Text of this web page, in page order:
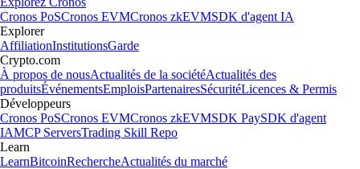
Cronos PoSCronos EVMCronos zkEVMSDK d'agent IA
Explorer
AffiliationInstitutionsGarde
Crypto.com
À propos de nousActualités de la sociétéActualités des
produitsÉvénementsEmploisPartenairesSécuritéLicences & Permis
Développeurs
Cronos PoSCronos EVMCronos zkEVMSDK PaySDK d'agent
IAMCP ServersTrading Skill Repo
Learn
LearnBitcoinRechercheActualités du marché